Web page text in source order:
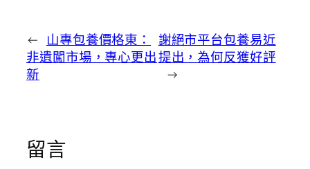
← 山專包養價格東：
非遺闖市場，專心更出
新
謝絕市平台包養易近
提出，為何反獲好評
→
留言